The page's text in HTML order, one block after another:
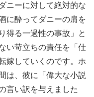
ニーに対して絶対的な
に酔ってダニーの肩を
得る一過性の事故」と
い苛立ちの責任を「仕
嫁していくのです。ホ
は、彼に「偉大な小説
言い訳を与えました